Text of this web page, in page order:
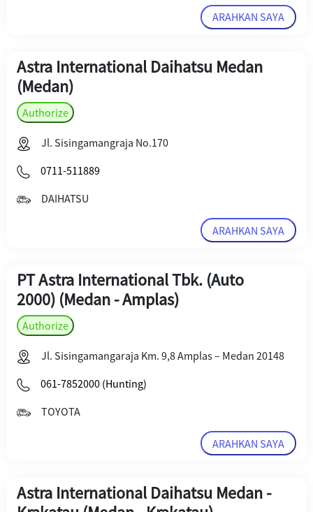
ARAHKAN SAYA
Astra International Daihatsu Medan
(Medan)
Authorize
Jl. Sisingamangraja No.170
0711-511889
DAIHATSU
ARAHKAN SAYA
PT Astra International Tbk. (Auto
2000) (Medan - Amplas)
Authorize
Jl. Sisingamangaraja Km. 9,8 Amplas – Medan 20148
061-7852000 (Hunting)
TOYOTA
ARAHKAN SAYA
Astra International Daihatsu Medan -